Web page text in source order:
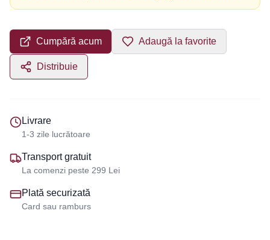
Cumpără acum Adaugă la favorite
Distribuie
Livrare
1-3 zile lucrătoare
Transport gratuit
La comenzi peste 299 Lei
Plată securizată
Card sau ramburs